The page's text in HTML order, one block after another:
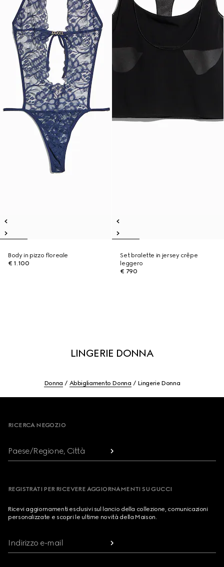
Body in pizzo floreale
€ 1.100
Set bralette in jersey crêpe
leggero
€ 790
LINGERIE DONNA
Donna Abbigliamento Donna Lingerie Donna
RICERCA NEGOZIO
Paese/Regione, Città
REGISTRATI PER RICEVERE AGGIORNAMENTI SU GUCCI
Ricevi aggiornamenti esclusivi sul lancio della collezione, comunicazioni
personalizzate e scopri le ultime novità della Maison.
Indirizzo e-mail